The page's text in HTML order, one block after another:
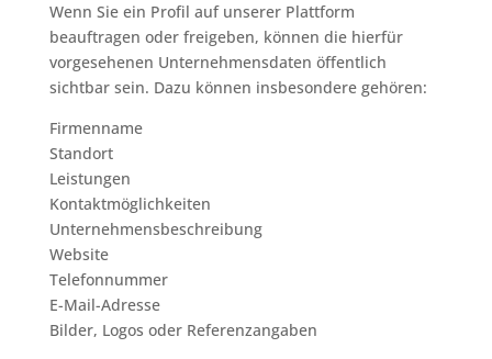
Wenn Sie ein Profil auf unserer Plattform
beauftragen oder freigeben, können die hierfür
vorgesehenen Unternehmensdaten öffentlich
sichtbar sein. Dazu können insbesondere gehören:
Firmenname
Standort
Leistungen
Kontaktmöglichkeiten
Unternehmensbeschreibung
Website
Telefonnummer
E-Mail-Adresse
Bilder, Logos oder Referenzangaben